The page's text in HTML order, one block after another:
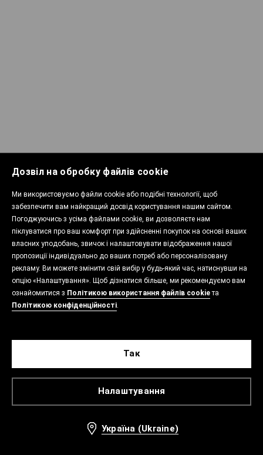
Дозвіл на обробку файлів cookie
Ми використовуємо файли cookie або подібні технології, щоб
забезпечити вам найкращий досвід користування нашим сайтом.
Погоджуючись з усіма файлами cookie, ви дозволяєте нам
піклуватися про ваш комфорт при здійсненні покупок на основі ваших
власних уподобань, звичок і налаштовувати відображення нашої
пропозиції індивідуально до ваших потреб або персоналізовану
рекламу. Ви можете змінити свій вибір у будь-який час, натиснувши на
опцію «Налаштування». Щоб дізнатися більше, ми рекомендуємо вам
ознайомитися з Політикою використання файлів cookieта
Політикою конфіденційності.
Налаштування
Так
Україна (Ukraine)